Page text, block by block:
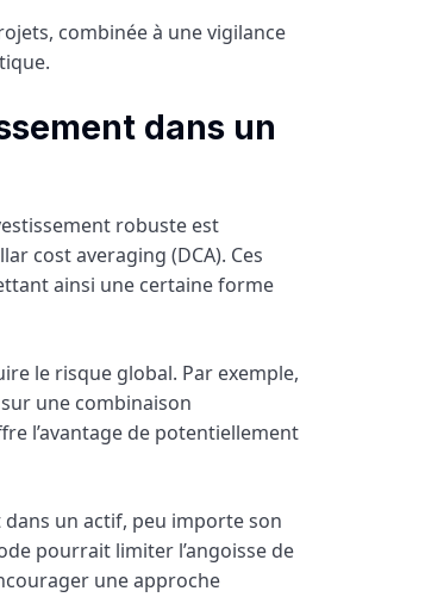
combinée à une vigilance
dans un
robuste est
cost averaging (DCA). Ces
ainsi une certaine forme
le risque global. Par exemple,
une combinaison
l’avantage de potentiellement
un actif, peu importe son
pourrait limiter l’angoisse de
une approche